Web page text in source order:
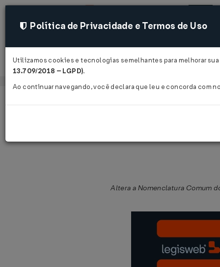
Acessar
Altera a Nomenclatura Comum
Política de Privacidade e Termos de Uso
Utilizamos cookies e tecnologias semelhantes para melhorar
13.709/2018 – LGPD).
Ao continuar navegando, você declara que leu e concorda com